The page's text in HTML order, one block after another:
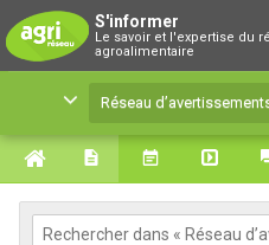
S'informer
Le savoir et l'expertise du
agroalimentaire
Réseau
Le savoir et
Réseau